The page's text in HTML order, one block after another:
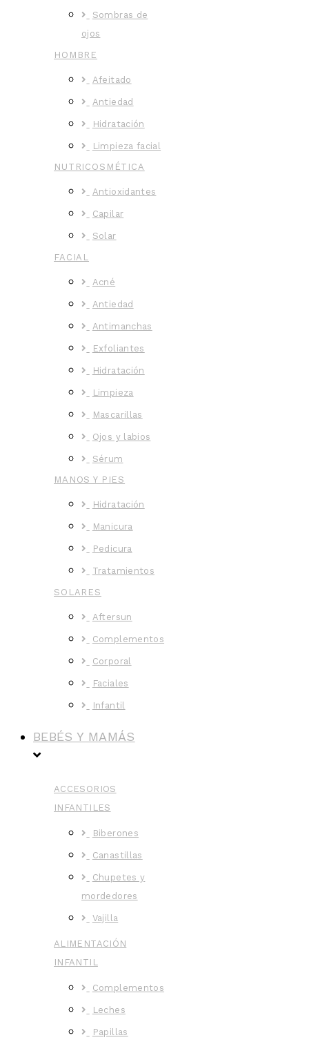
Sombras de
ojos
HOMBRE
Afeitado
Antiedad
Hidratación
Limpieza facial
NUTRICOSMÉTICA
Antioxidantes
Capilar
Solar
FACIAL
Acné
Antiedad
Antimanchas
Exfoliantes
Hidratación
Limpieza
Mascarillas
Ojos y labios
Sérum
MANOS Y PIES
Hidratación
Manicura
Pedicura
Tratamientos
SOLARES
Aftersun
Complementos
Corporal
Faciales
Infantil
BEBÉS Y MAMÁS
ACCESORIOS
INFANTILES
Biberones
Canastillas
Chupetes y
mordedores
Vajilla
ALIMENTACIÓN
INFANTIL
Complementos
Leches
Papillas